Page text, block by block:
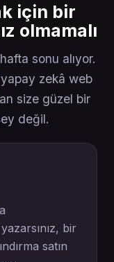
için bir
olmamalı
sonu alıyor.
zekâ web
size güzel bir
değil.
bir
satın